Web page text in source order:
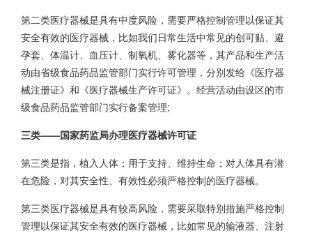
第二类医疗器械是具有中度风险，需要严格控制管理以保证其
安全有效的医疗器械，比如我们日常生活中常见的创可贴、避
孕套、体温计、血压计、制氧机、雾化器等，其产品和生产活
动由省级食品药品监管部门实行许可管理，分别发给《医疗器
械注册证》和《医疗器械生产许可证》。经营活动由设区的市
级食品药品监管部门实行备案管理;
三类——国家药监局办理医疗器械许可证
第三类是指，植入人体；用于支持、维持生命；对人体具有潜
在危险，对其安全性、有效性必须严格控制的医疗器械。
第三类医疗器械是具有较高风险，需要采取特别措施严格控制
管理以保证其安全有效的医疗器械，比如常见的输液器、注射